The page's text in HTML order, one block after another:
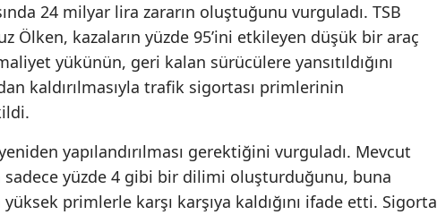
Hatay
Isparta
Mersin
İzmir
Kars
24 milyar lira zararın oluştuğunu vurguladı. TSB
Ölken, kazaların yüzde 95’ini etkileyen düşük bir araç
yükünün, geri kalan sürücülere yansıtıldığını
kaldırılmasıyla trafik sigortası primlerinin
yapılandırılması gerektiğini vurguladı. Mevcut
sadece yüzde 4 gibi bir dilimi oluşturduğunu, buna
primlerle karşı karşıya kaldığını ifade etti. Sigorta